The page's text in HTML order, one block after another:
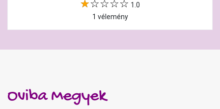
1.0
1 vélemény
Oviba Megyek